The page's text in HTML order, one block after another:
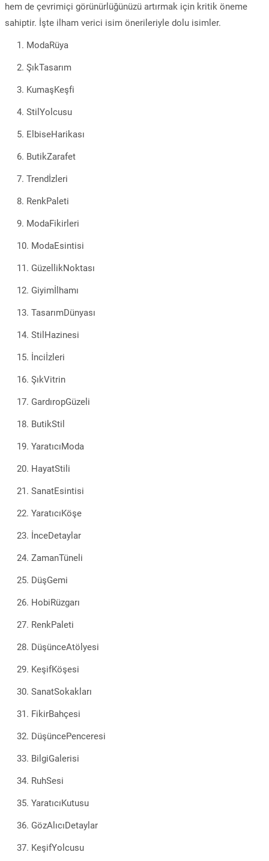
hem de çevrimiçi görünürlüğünüzü artırmak için kritik öneme
sahiptir. İşte ilham verici isim önerileriyle dolu isimler.
ModaRüya
ŞıkTasarım
KumaşKeşfi
StilYolcusu
ElbiseHarikası
ButikZarafet
Trendİzleri
RenkPaleti
ModaFikirleri
ModaEsintisi
GüzellikNoktası
Giyimİlhamı
TasarımDünyası
StilHazinesi
İnciİzleri
ŞıkVitrin
GardıropGüzeli
ButikStil
YaratıcıModa
HayatStili
SanatEsintisi
YaratıcıKöşe
İnceDetaylar
ZamanTüneli
DüşGemi
HobiRüzgarı
RenkPaleti
DüşünceAtölyesi
KeşifKöşesi
SanatSokakları
FikirBahçesi
DüşüncePenceresi
BilgiGalerisi
RuhSesi
YaratıcıKutusu
GözAlıcıDetaylar
KeşifYolcusu